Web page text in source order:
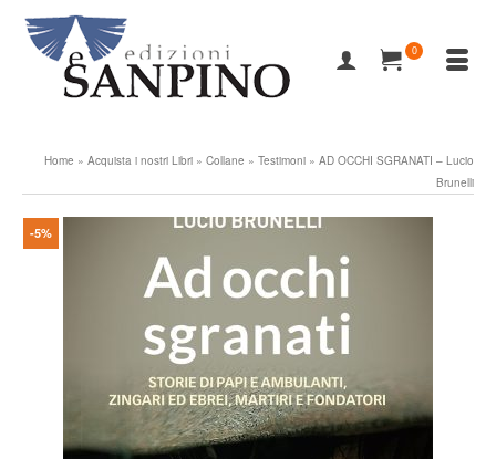
0
Home » Acquista i nostri Libri » Collane » Testimoni » AD OCCHI SGRANATI – Lucio
Brunelli
-5%